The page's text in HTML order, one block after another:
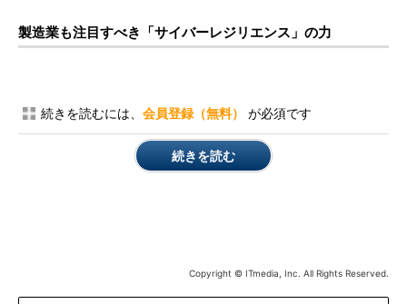
製造業も注目すべき「サイバーレジリエンス」の力
続きを読むには、 会員登録（無料） が必須です
続きを読む
Copyright © ITmedia, Inc. All Rights Reserved.